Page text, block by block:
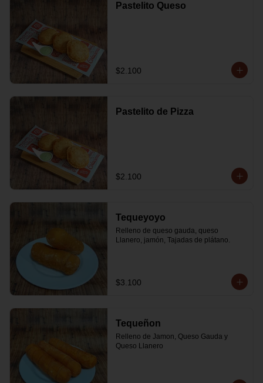
Pastelito Queso
$2.100
Pastelito de Pizza
$2.100
Tequeyoyo
Relleno de queso gauda, queso
Llanero, jamón, Tajadas de plátano.
$3.100
Tequeñon
Relleno de Jamon, Queso Gauda y
Queso Llanero